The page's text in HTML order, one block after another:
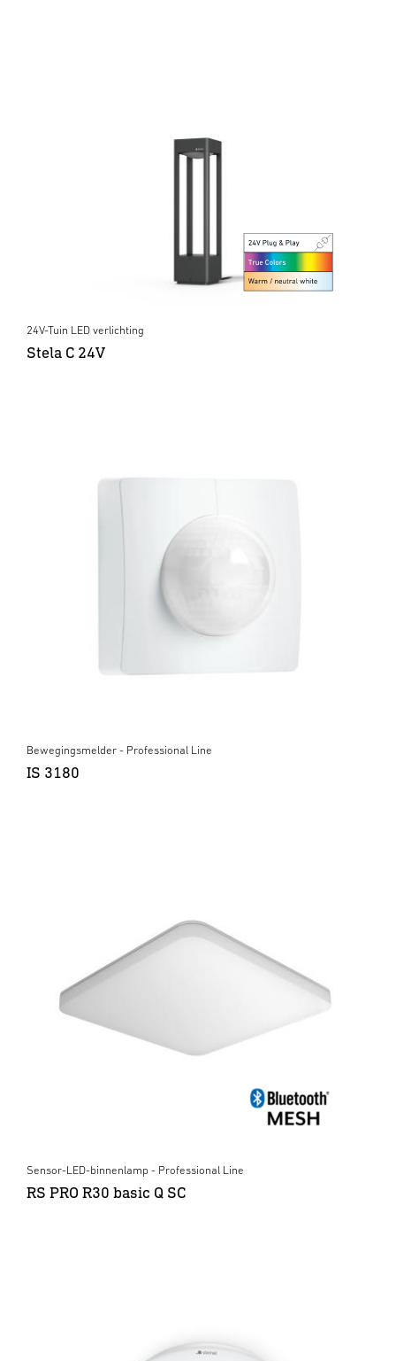
24V-Tuin LED verlichting
Stela C 24V
Bewegingsmelder - Professional Line
IS 3180
Sensor-LED-binnenlamp - Professional Line
RS PRO R30 basic Q SC